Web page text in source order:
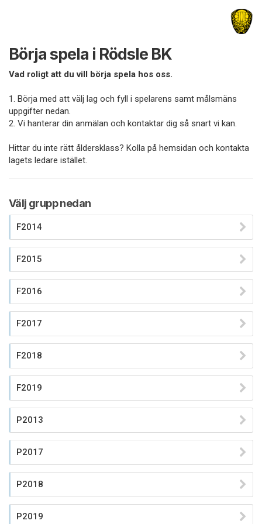
Börja spela i Rödsle BK
Vad roligt att du vill börja spela hos oss.
1. Börja med att välj lag och fyll i spelarens samt målsmäns
uppgifter nedan.
2. Vi hanterar din anmälan och kontaktar dig så snart vi kan.
Hittar du inte rätt åldersklass? Kolla på hemsidan och kontakta
lagets ledare istället.
Välj grupp nedan
F2014
F2015
F2016
F2017
F2018
F2019
P2013
P2017
P2018
P2019